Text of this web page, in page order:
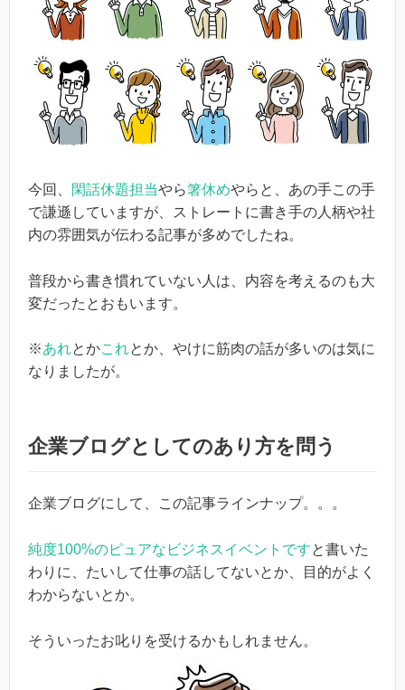
今回、 閑話休題担当やら箸休めやらと、あの手この手
で謙遜していますが、ストレートに書き手の人柄や社
内の雰囲気が伝わる記事が多めでしたね。
普段から書き慣れていない人は、内容を考えるのも大
変だったとおもいます。
※あれとかこれとか、やけに筋肉の話が多いのは気に
なりましたが。
企業ブログとしてのあり方を問う
企業ブログにして、この記事ラインナップ。。。
純度100%のピュアなビジネスイベントですと書いた
わりに、たいして仕事の話してないとか、目的がよく
わからないとか。
そういったお叱りを受けるかもしれません。